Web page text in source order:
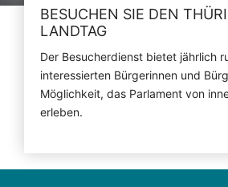
BESUCHEN SIE DEN
LANDTAG
Der Besucherdienst bietet jährlich
interessierten Bürgerinnen und
Möglichkeit, das Parlament von
erleben.